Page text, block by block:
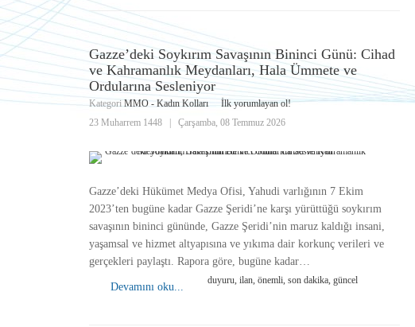
Gazze’deki Soykırım Savaşının Bininci Günü: Cihad
ve Kahramanlık Meydanları, Hala Ümmete ve
Ordularına Sesleniyor
Kategori MMO - Kadın Kolları
İlk yorumlayan ol!
23 Muharrem 1448
Çarşamba, 08 Temmuz 2026
Gazze’deki Hükümet Medya Ofisi, Yahudi varlığının 7 Ekim
2023’ten bugüne kadar Gazze Şeridi’ne karşı yürüttüğü soykırım
savaşının bininci gününde, Gazze Şeridi’nin maruz kaldığı insani,
yaşamsal ve hizmet altyapısına ve yıkıma dair korkunç verileri ve
gerçekleri paylaştı. Rapora göre, bugüne kadar…
Devamını oku...
duyuru, ilan, önemli, son dakika, güncel